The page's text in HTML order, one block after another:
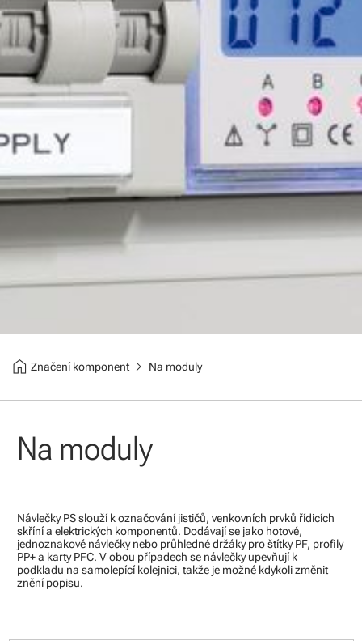
home Značení komponentchevron_right Na moduly
Na moduly
Návlečky PS slouží k označování jističů, venkovních prvků řídicích
skříní a elektrických komponentů. Dodávají se jako hotové,
jednoznakové návlečky nebo průhledné držáky pro štítky PF, profily
PP+ a karty PFC. V obou případech se návlečky upevňují k
podkladu na samolepící kolejnici, takže je možné kdykoli změnit
znění popisu.